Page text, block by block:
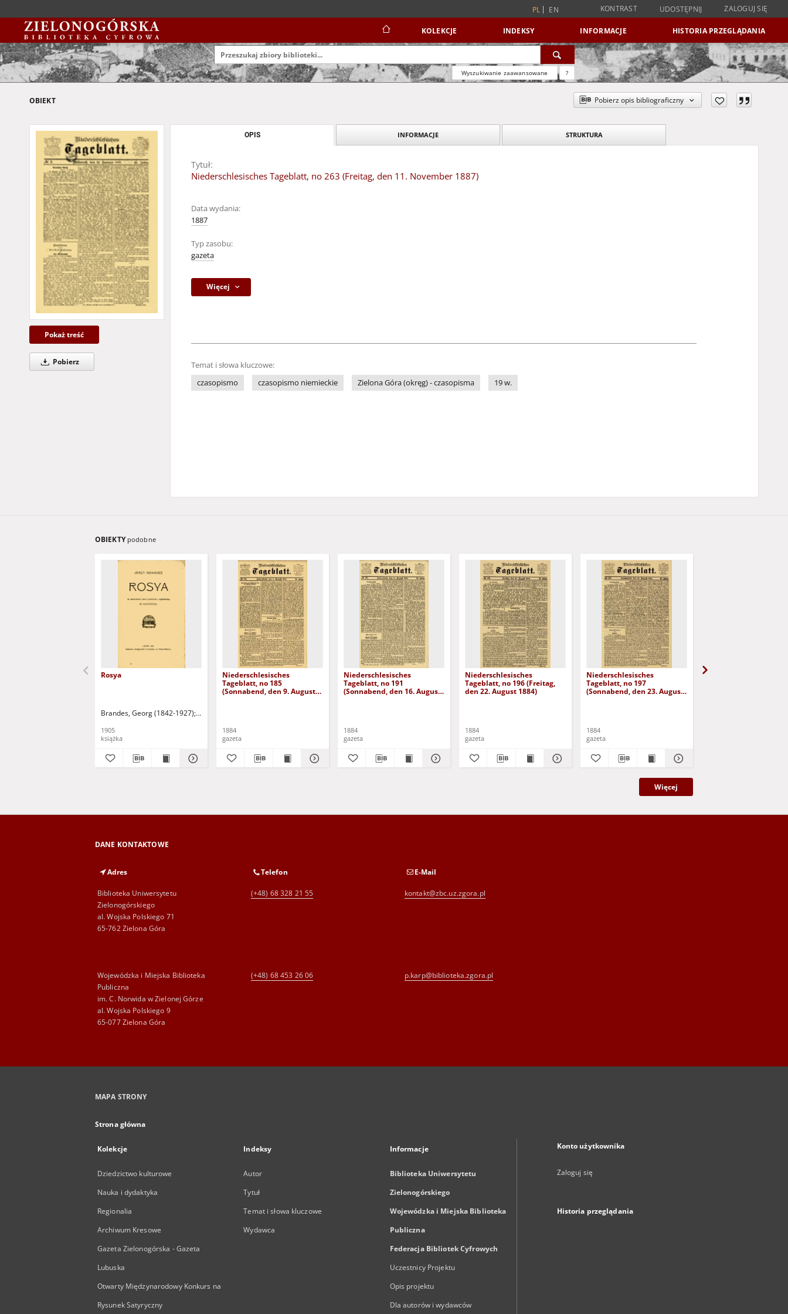
PL EN KONTRAST UDOSTĘPNIJ ZALOGUJ SIĘ
KOLEKCJE INDEKSY INFORMACJE HISTORIA PRZEGLĄDANIA
Wyszukiwanie zaawansowane ?
OBIEKT Pobierz opis bibliograficzny
Pokaż treść
Pobierz
OPIS INFORMACJE STRUKTURA
Tytuł:
Niederschlesisches Tageblatt, no 263 (Freitag, den 11. November 1887)
Data wydania:
1887
Typ zasobu:
gazeta
Więcej
Temat i słowa kluczowe:
czasopismo
czasopismo niemieckie Zielona Góra (okręg) - czasopisma 19 w.
OBIEKTY podobne
Rosya
Brandes, Georg (1842-1927) Sarnecka, M. - tł.
1905
książka
Niederschlesisches
Tageblatt, no 185
(Sonnabend, den 9. August
1884
gazeta
Niederschlesisches
Tageblatt, no 191
(Sonnabend, den 16. August
1884
gazeta
Niederschlesisches
Tageblatt, no 196 (Freitag,
den 22. August 1884)
1884
gazeta
Niederschlesisches
Tageblatt, no 197
(Sonnabend, den 23. August
1884
gazeta
Więcej
DANE KONTAKTOWE
Adres
Biblioteka Uniwersytetu
Zielonogórskiego
al. Wojska Polskiego 71
65-762 Zielona Góra
Telefon
(+48) 68 328 21 55
E-Mail
kontakt@zbc.uz.zgora.pl
Wojewódzka i Miejska Biblioteka
Publiczna
im. C. Norwida w Zielonej Górze
al. Wojska Polskiego 9
65-077 Zielona Góra
(+48) 68 453 26 06 p.karp@biblioteka.zgora.pl
MAPA STRONY
Strona główna
Kolekcje
Dziedzictwo kulturowe
Nauka i dydaktyka
Regionalia
Archiwum Kresowe
Gazeta Zielonogórska - Gazeta
Lubuska
Otwarty Międzynarodowy Konkurs na
Rysunek Satyryczny
Indeksy
Autor
Tytuł
Temat i słowa kluczowe
Wydawca
Informacje
Biblioteka Uniwersytetu
Zielonogórskiego
Wojewódzka i Miejska Biblioteka
Publiczna
Federacja Bibliotek Cyfrowych
Uczestnicy Projektu
Opis projektu
Dla autorów i wydawców
Konto użytkownika
Zaloguj się
Historia przeglądania